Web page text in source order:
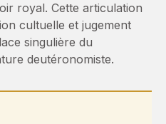
royal. Cette articulation
cultuelle et jugement
singulière du
deutéronomiste.